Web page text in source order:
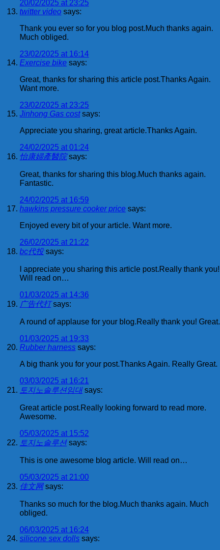
20/02/2025 at 23:25
twitter video says:
Thank you ever so for you blog post.Much thanks again.
Much obliged.
23/02/2025 at 16:14
Exercise bike says:
Great, thanks for sharing this article post.Thanks Again.
Want more.
23/02/2025 at 23:25
Jinhong Gas cost says:
Appreciate you sharing, great article.Thanks Again.
24/02/2025 at 01:24
怡康婦產醫院 says:
Great, thanks for sharing this blog.Much thanks again.
Fantastic.
24/02/2025 at 16:59
hawkins pressure cooker price says:
Enjoyed every bit of your article. Want more.
26/02/2025 at 21:22
bc代投 says:
I appreciate you sharing this article post.Really thank you!
Will read on…
01/03/2025 at 14:36
广告代打 says:
A round of applause for your blog.Really thank you! Great.
01/03/2025 at 19:33
Rubber harness says:
A big thank you for your post.Thanks Again. Really Great.
03/03/2025 at 16:21
토지노솔루션임대 says:
Great article post.Really looking forward to read more.
Awesome.
05/03/2025 at 15:52
토지노솔루션 says:
This is one awesome blog article. Will read on…
05/03/2025 at 21:00
佳文网 says:
Thanks so much for the blog.Much thanks again. Much
obliged.
06/03/2025 at 16:24
silicone sex dolls says: